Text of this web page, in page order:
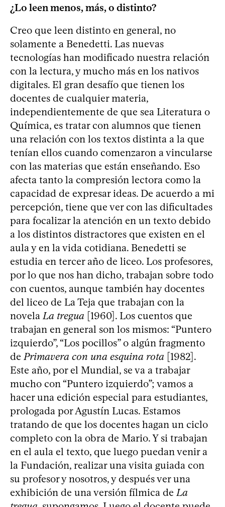
¿Lo leen menos, más, o distinto?
Creo que leen distinto en general, no
solamente a Benedetti. Las nuevas
tecnologías han modificado nuestra relación
con la lectura, y mucho más en los nativos
digitales. El gran desafío que tienen los
docentes de cualquier materia,
independientemente de que sea Literatura o
Química, es tratar con alumnos que tienen
una relación con los textos distinta a la que
tenían ellos cuando comenzaron a vincularse
con las materias que están enseñando. Eso
afecta tanto la compresión lectora como la
capacidad de expresar ideas. De acuerdo a mi
percepción, tiene que ver con las dificultades
para focalizar la atención en un texto debido
a los distintos distractores que existen en el
aula y en la vida cotidiana. Benedetti se
estudia en tercer año de liceo. Los profesores,
por lo que nos han dicho, trabajan sobre todo
con cuentos, aunque también hay docentes
del liceo de La Teja que trabajan con la
novela La tregua [1960]. Los cuentos que
trabajan en general son los mismos: “Puntero
izquierdo”, “Los pocillos” o algún fragmento
de Primavera con una esquina rota [1982].
Este año, por el Mundial, se va a trabajar
mucho con “Puntero izquierdo”; vamos a
hacer una edición especial para estudiantes,
prologada por Agustín Lucas. Estamos
tratando de que los docentes hagan un ciclo
completo con la obra de Mario. Y si trabajan
en el aula el texto, que luego puedan venir a
la Fundación, realizar una visita guiada con
su profesor y nosotros, y después ver una
exhibición de una versión fílmica de La